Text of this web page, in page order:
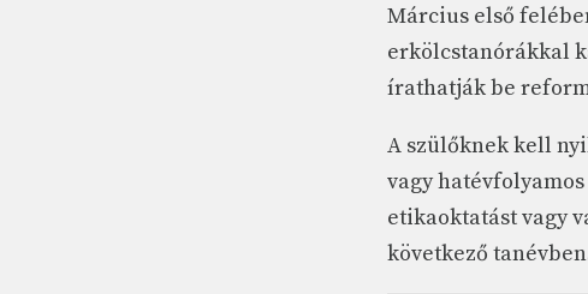
Március első
erkölcstanórákkal
írathatják be
A szülőknek kell
vagy
etikaoktatást vagy
következő